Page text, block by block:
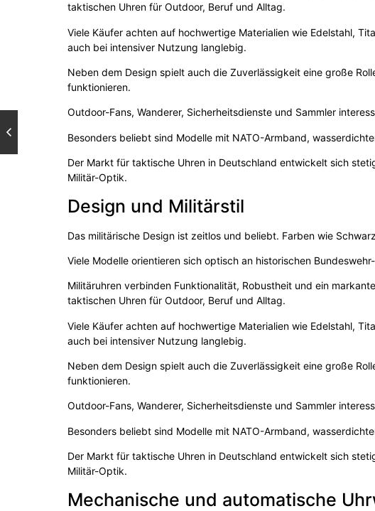
taktischen Uhren für Outdoor, Beruf und Alltag.
Viele Käufer achten auf hochwertige Materialien wie Edelstahl,
auch bei intensiver Nutzung langlebig.
Neben dem Design spielt auch die Zuverlässigkeit eine große
funktionieren.
Outdoor-Fans, Wanderer, Sicherheitsdienste und Sammler
Besonders beliebt sind Modelle mit NATO-Armband,
Der Markt für taktische Uhren in Deutschland entwickelt sich
Militär-Optik.
Design und Militärstil
Das militärische Design ist zeitlos und beliebt. Farben wie
Viele Modelle orientieren sich optisch an historischen
Militäruhren verbinden Funktionalität, Robustheit und ein
taktischen Uhren für Outdoor, Beruf und Alltag.
Viele Käufer achten auf hochwertige Materialien wie Edelstahl,
auch bei intensiver Nutzung langlebig.
Neben dem Design spielt auch die Zuverlässigkeit eine große
funktionieren.
Outdoor-Fans, Wanderer, Sicherheitsdienste und Sammler
Besonders beliebt sind Modelle mit NATO-Armband,
Der Markt für taktische Uhren in Deutschland entwickelt sich
Militär-Optik.
Mechanische und automatische